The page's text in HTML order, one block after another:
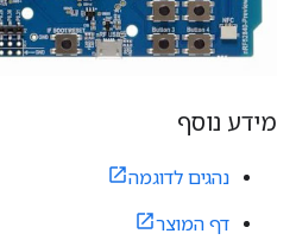
מידע נוסף
נהגים לדוגמה
דף המוצר